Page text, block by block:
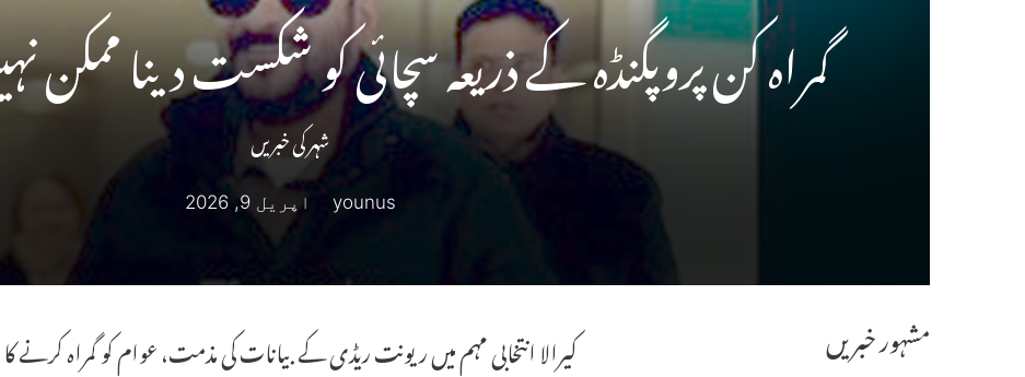
گمراہ کن پروپگنڈہ کے ذریعہ سچائی کو شکست دینا ممکن
شہر کی خبریں
younus اپریل 9, 2026
کیرالا انتخابی مہم میں ریونت ریڈی کے بیانات کی مذمت، عوام کو گمراہ کرنے
مشہور خبریں